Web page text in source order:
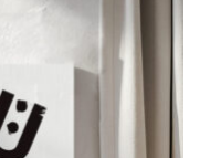
469,00 zł